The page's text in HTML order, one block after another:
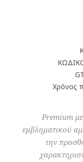
Χρόνος
Premium
εμβληματικού
την